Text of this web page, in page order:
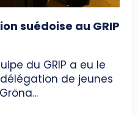
suédoise au GRIP
du GRIP a eu le
de jeunes